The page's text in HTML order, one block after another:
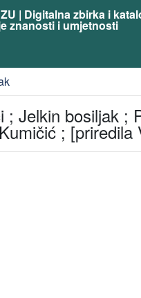
| Digitalna zbirka i
znanosti i umjetnosti
; Jelkin bosiljak ;
; [priredila